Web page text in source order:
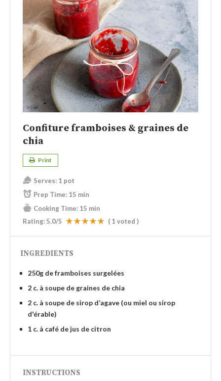
Confiture framboises & graines de
chia
Print
Serves: 1 pot
Prep Time: 15 min
Cooking Time: 15 min
Rating:5.0/5 ( 1 voted )
INGREDIENTS
250g de framboises surgelées ⠀
2 c. à soupe de graines de chia ⠀ ⠀
2 c. à soupe de sirop d’agave (ou miel ou sirop
d'érable)
1 c. à café de jus de citron
INSTRUCTIONS